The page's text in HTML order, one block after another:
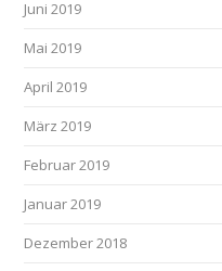
Juni 2019
Mai 2019
April 2019
März 2019
Februar 2019
Januar 2019
Dezember 2018